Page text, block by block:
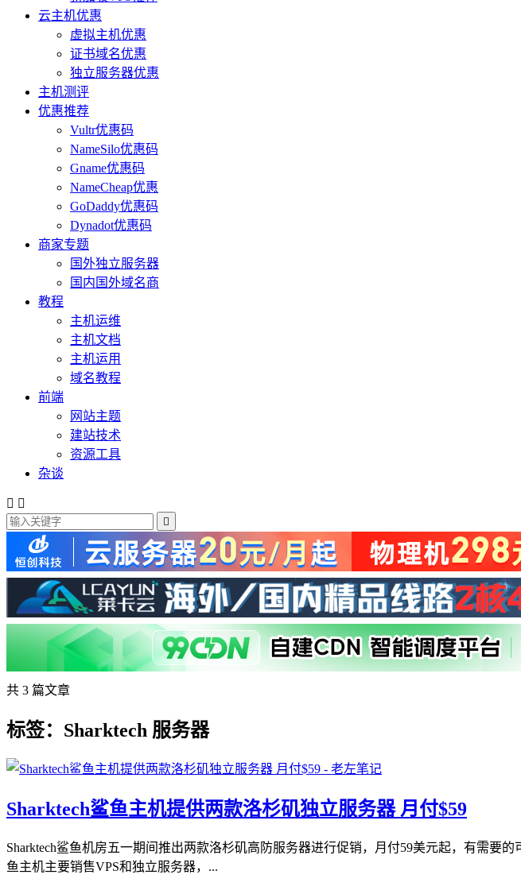
云主机优惠
虚拟主机优惠
证书域名优惠
独立服务器优惠
主机测评
优惠推荐
Vultr优惠码
NameSilo优惠码
Gname优惠码
NameCheap优惠
GoDaddy优惠码
Dynadot优惠码
商家专题
国外独立服务器
国内国外域名商
教程
主机运维
主机文档
主机运用
域名教程
前端
网站主题
建站技术
资源工具
杂谈
 

共 3 篇文章
标签：Sharktech 服务器
Sharktech鲨鱼主机提供两款洛杉矶独立服务器 月付$59
Sharktech鲨鱼机房五一期间推出两款洛杉矶高防服务器进行促销，月付59美元起，有需要
鱼主机主要销售VPS和独立服务器，...